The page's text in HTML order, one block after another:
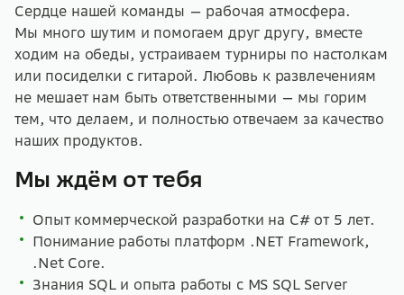
Сердце нашей команды — рабочая атмосфера.
Мы много шутим и помогаем друг другу, вместе
ходим на обеды, устраиваем турниры по настолкам
или посиделки с гитарой. Любовь к развлечениям
не мешает нам быть ответственными — мы горим
тем, что делаем, и полностью отвечаем за качество
наших продуктов.
Мы ждём от тебя
Опыт коммерческой разработки на C# от 5 лет.
Понимание работы платформ .NET Framework,
.Net Core.
Знания SQL и опыта работы с MS SQL Server